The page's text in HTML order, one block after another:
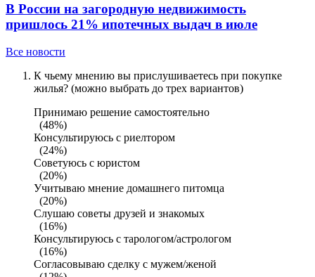
В России на загородную недвижимость
пришлось 21% ипотечных выдач в июле
Все новости
К чьему мнению вы прислушиваетесь при покупке
жилья? (можно выбрать до трех вариантов)
Принимаю решение самостоятельно
(48%)
Консультируюсь с риелтором
(24%)
Советуюсь с юристом
(20%)
Учитываю мнение домашнего питомца
(20%)
Слушаю советы друзей и знакомых
(16%)
Консультируюсь с тарологом/астрологом
(16%)
Согласовываю сделку с мужем/женой